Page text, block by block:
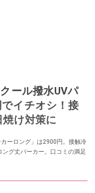
ール撥水UVパ
イチオシ！接
け対策に
ーロング」は2900円。接触冷
グ丈パーカー。口コミの満足